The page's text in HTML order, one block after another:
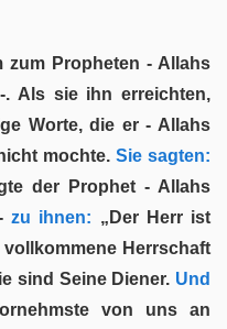
zum Propheten - Allahs
Als sie ihn erreichten,
Worte, die er - Allahs
mochte. Sie sagten:
der Prophet - Allahs
zu ihnen: „Der Herr ist
Herrschaft
sind Seine Diener. Und
von uns an